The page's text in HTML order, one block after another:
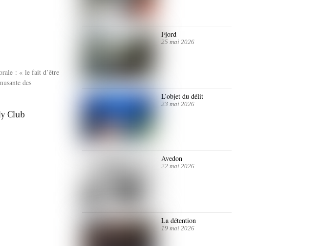
: « le fait d’être
des
Club
Fjord
25 mai 2026
L’objet du délit
23 mai 2026
Avedon
22 mai 2026
La détention
19 mai 2026